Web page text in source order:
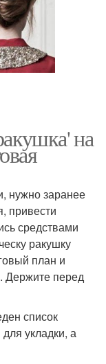
на
нужно заранее
привести
средствами
ракушку
план и
Держите перед
список
укладки, а